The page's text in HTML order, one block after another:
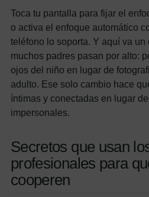
Toca tu pantalla para fijar el
o activa el enfoque automático
teléfono lo soporta. Y aquí va
muchos padres pasan por alto:
ojos del niño en lugar de
adulto. Ese solo cambio hace
íntimas y conectadas en lugar
impersonales.
Secretos que usan
profesionales para
cooperen